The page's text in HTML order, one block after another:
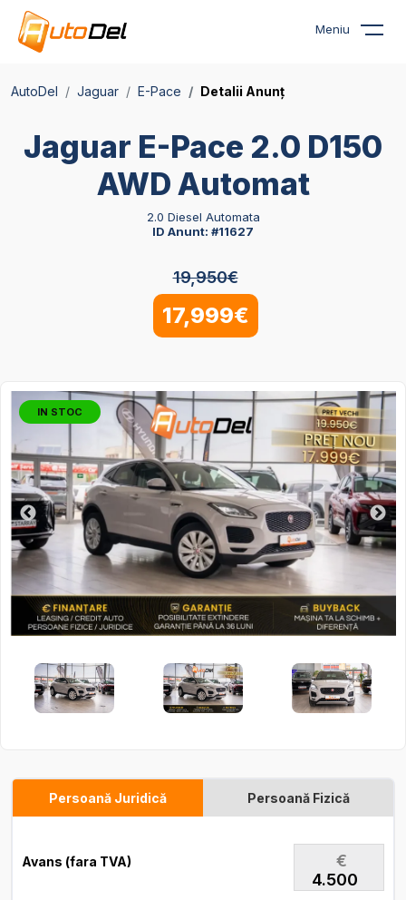
Meniu
AutoDel Jaguar E-Pace Detalii Anunț
Jaguar E-Pace 2.0 D150
AWD Automat
2.0 Diesel Automata
ID Anunt: #11627
19,950€
17,999€
IN STOC
Persoană Juridică Persoană Fizică
Avans (fara TVA) €